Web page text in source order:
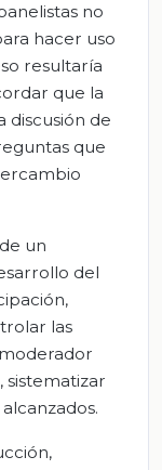
no
hacer uso
resultaría
que la
discusión de
que
un
del
las
sistematizar